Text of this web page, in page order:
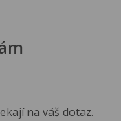
na váš dotaz.